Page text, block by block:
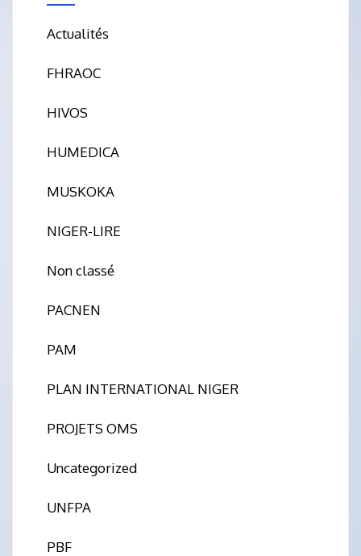
Actualités
FHRAOC
HIVOS
HUMEDICA
MUSKOKA
NIGER-LIRE
Non classé
PACNEN
PAM
PLAN INTERNATIONAL NIGER
PROJETS OMS
Uncategorized
UNFPA
PBF